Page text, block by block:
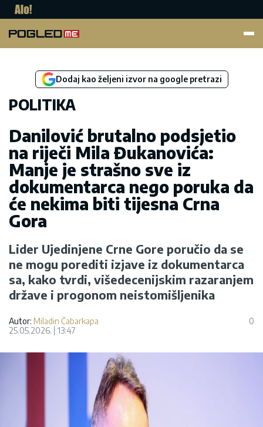
Dodaj kao željeni izvor na google pretrazi
POLITIKA
Danilović brutalno podsjetio
na riječi Mila Đukanovića:
Manje je strašno sve iz
dokumentarca nego poruka da
će nekima biti tijesna Crna
Gora
Lider Ujedinjene Crne Gore poručio da se
ne mogu porediti izjave iz dokumentarca
sa, kako tvrdi, višedecenijskim razaranjem
države i progonom neistomišljenika
Autor: Miladin Čabarkapa
25.05.2026.
13:47
0